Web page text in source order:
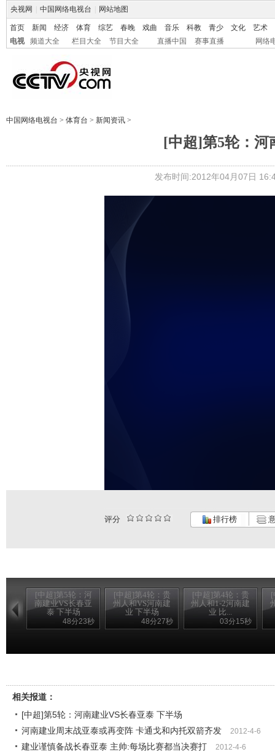
央视网 中国网络电视台 网站地图
首页 新闻 经济 体育 综艺 春晚 戏曲 音乐 科教 青少 文化
艺术
电视
频道大全 栏目大全 节目大全 直播中国 赛事直播 网络
中国网络电视台 > 体育台 > 新闻资讯 >
[中超]第5轮：河
发布时间:2012年04月07日
评分 排行榜
[中超]第5轮：河
南建业VS长春亚
泰 下半场
48分23秒
[中超]第4轮：贵
州人和VS河南建
业 下半场
48分27秒
[中超]第4轮：贵
州人和1-2河南建
业 比...
03分15秒
[
相关报道：
[中超]第5轮：河南建业VS长春亚泰 下半场
河南建业周末战亚泰或再变阵 卡通戈和内托双箭齐发
2012-4-6
建业谨慎备战长春亚泰 主帅:每场比赛都当决赛打 2012-4-6